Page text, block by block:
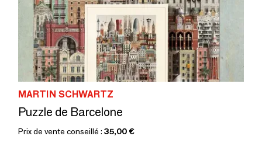
MARTIN SCHWARTZ
Puzzle de Barcelone
Prix de vente conseillé : 35,00 €